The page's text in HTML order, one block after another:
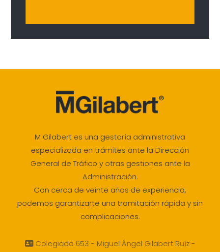
M Gilabert es una gestoría administrativa
especializada en trámites ante la Dirección
General de Tráfico y otras gestiones ante la
Administración.
Con cerca de veinte años de experiencia,
podemos garantizarte una tramitación rápida y sin
complicaciones.
Colegiado 653 - Miguel Ángel Gilabert Ruíz -